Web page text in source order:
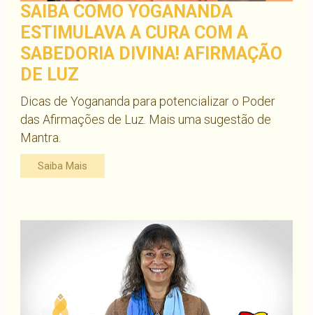
SAIBA COMO YOGANANDA
ESTIMULAVA A CURA COM A
SABEDORIA DIVINA! AFIRMAÇÃO
DE LUZ
Dicas de Yogananda para potencializar o Poder
das Afirmações de Luz. Mais uma sugestão de
Mantra.
Saiba Mais